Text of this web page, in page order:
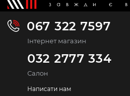
067 322 7597
Інтернет магазин
032 2777 334
Салон
Написати нам